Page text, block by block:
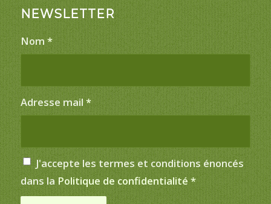
NEWSLETTER
Nom *
Adresse mail *
J'accepte les termes et conditions énoncés
dans la Politique de confidentialité *